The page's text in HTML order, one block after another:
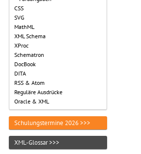
CSS
SVG
MathML
XML Schema
XProc
Schematron
DocBook
DITA
RSS & Atom
Reguläre Ausdrücke
Oracle & XML
Schulungstermine 2026 >>>
XML-Glossar >>>